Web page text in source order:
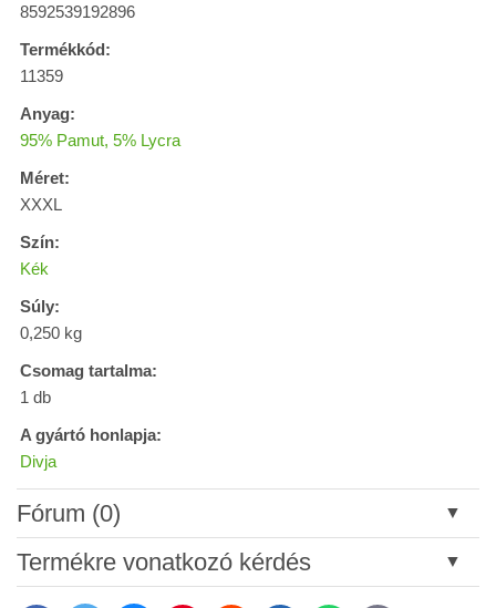
8592539192896
Termékkód:
11359
Anyag:
95% Pamut, 5% Lycra
Méret:
XXXL
Szín:
Kék
Súly:
0,250 kg
Csomag tartalma:
1 db
A gyártó honlapja:
Divja
Fórum (0)
Új hozzászólás
Termékre vonatkozó kérdés